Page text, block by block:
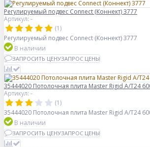
Регулируемый подвес Connect (Коннект) 3777
Артикул: -
(1)
Регулируемый подвес Connect (Коннект) 3777
В наличии
ЗАПРОСИТЬ ЦЕНУЗАПРОС ЦЕНЫ
35444020 Потолочная плита Master Rigid A/T24
Артикул: -
(1)
35444020 Потолочная плита Master Rigid A/T24
В наличии
ЗАПРОСИТЬ ЦЕНУЗАПРОС ЦЕНЫ